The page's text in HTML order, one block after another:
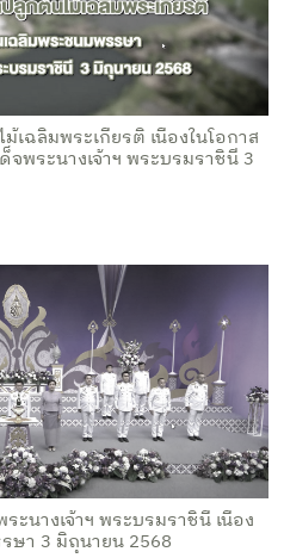
ฉลิมพระเกียรติ เนื่องในโอกาส
พระนางเจ้าฯ พระบรมราชินี 3
นางเจ้าฯ พระบรมราชินี เนื่อง
ษา 3 มิถุนายน 2568